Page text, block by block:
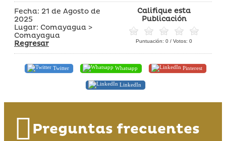
Fecha: 21 de Agosto de
2025
Lugar: Comayagua >
Comayagua
Regresar
Califique esta
Publicación
Puntuación: 0 / Votos: 0
Twitter Whatsapp Pinterest
LinkedIn
Preguntas frecuentes